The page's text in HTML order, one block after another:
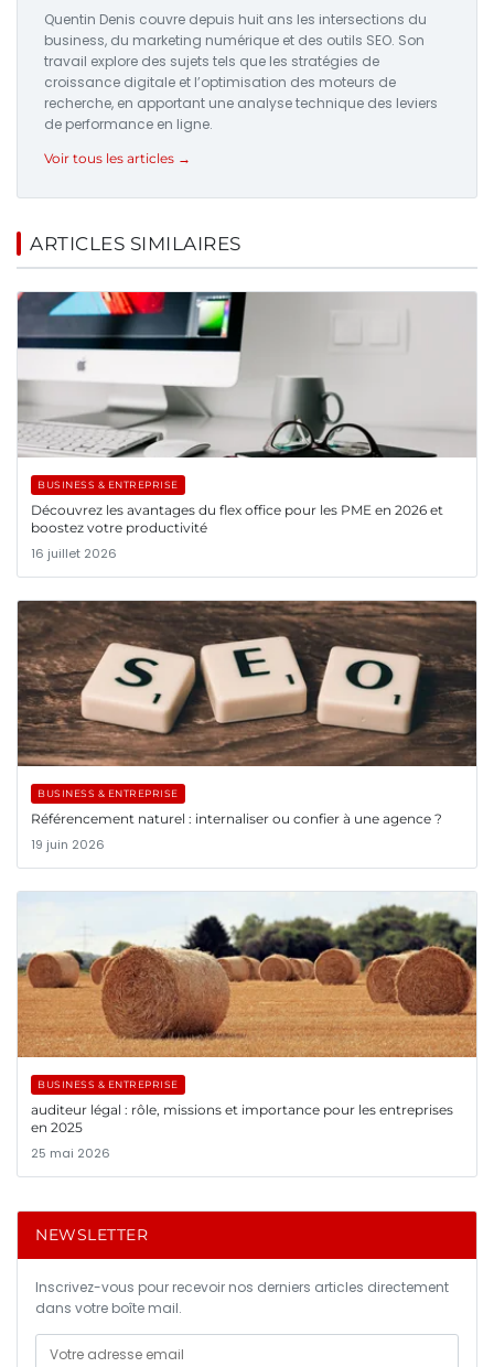
Quentin Denis couvre depuis huit ans les intersections du
business, du marketing numérique et des outils SEO. Son
travail explore des sujets tels que les stratégies de
croissance digitale et l’optimisation des moteurs de
recherche, en apportant une analyse technique des leviers
de performance en ligne.
Voir tous les articles →
ARTICLES SIMILAIRES
BUSINESS & ENTREPRISE
Découvrez les avantages du flex office pour les PME en 2026 et
boostez votre productivité
16 juillet 2026
BUSINESS & ENTREPRISE
Référencement naturel : internaliser ou confier à une agence ?
19 juin 2026
BUSINESS & ENTREPRISE
auditeur légal : rôle, missions et importance pour les entreprises
en 2025
25 mai 2026
NEWSLETTER
Inscrivez-vous pour recevoir nos derniers articles directement
dans votre boîte mail.